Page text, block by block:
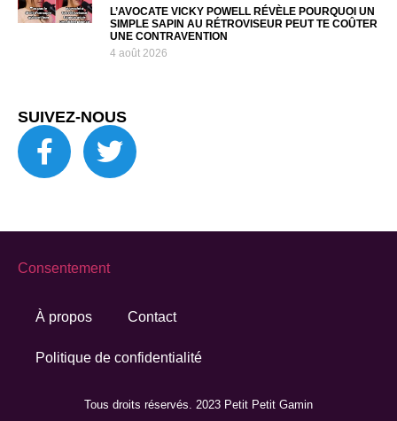
L’AVOCATE VICKY POWELL RÉVÈLE POURQUOI UN
SIMPLE SAPIN AU RÉTROVISEUR PEUT TE COÛTER
UNE CONTRAVENTION
4 août 2026
SUIVEZ-NOUS
Tous droits réservés. 2023 Petit Petit Gamin
À propos Contact
Politique de confidentialité
Consentement